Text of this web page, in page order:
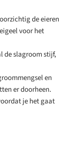
de eieren
voor het
de slagroom stijf,
en
er doorheen.
je het gaat